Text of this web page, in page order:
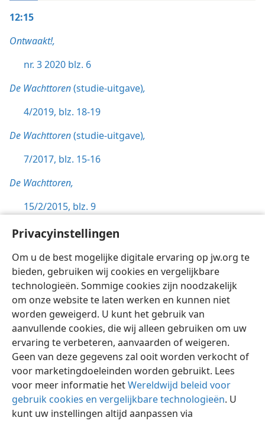
Privacyinstellingen
Om u de best mogelijke digitale ervaring op jw.org te
bieden, gebruiken wij cookies en vergelijkbare
technologieën. Sommige cookies zijn noodzakelijk
om onze website te laten werken en kunnen niet
worden geweigerd. U kunt het gebruik van
aanvullende cookies, die wij alleen gebruiken om uw
ervaring te verbeteren, aanvaarden of weigeren.
Geen van deze gegevens zal ooit worden verkocht of
voor marketingdoeleinden worden gebruikt. Lees
voor meer informatie hetWereldwijd beleid voor
gebruik cookies en vergelijkbare technologieën. U
kunt uw instellingen altijd aanpassen via
12:15
Ontwaakt!,
nr. 3 2020 blz. 6
De Wachttoren(studie-uitgave),
4/2019, blz. 18-19
De Wachttoren(studie-uitgave),
7/2017, blz. 15-16
De Wachttoren,
15/2/2015, blz. 9
15/9/2013, blz. 32
15/10/2009, blz. 7
Nederlands Instellingen
Copyright © 2026 Watch Tower Bible and Tract Society of Pennsylvania
Gebruiksvoorwaarden Privacybeleid
Privacyinstellingen
Inloggen